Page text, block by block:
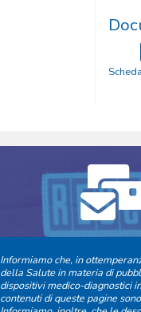
Informiamo che, in
della Salute in materia di
dispositivi medico-diagnostici
contenuti di queste pagine